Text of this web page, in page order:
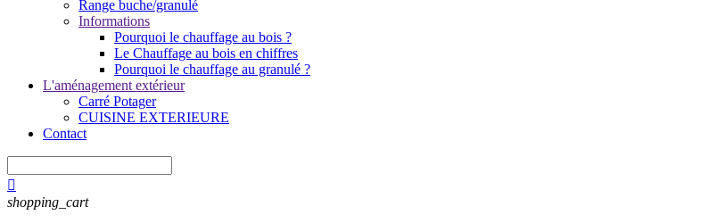
Range buche/granulé
Informations
Pourquoi le chauffage au bois ?
Le Chauffage au bois en chiffres
Pourquoi le chauffage au granulé ?
L'aménagement extérieur
Carré Potager
CUISINE EXTERIEURE
Contact

shopping_cart